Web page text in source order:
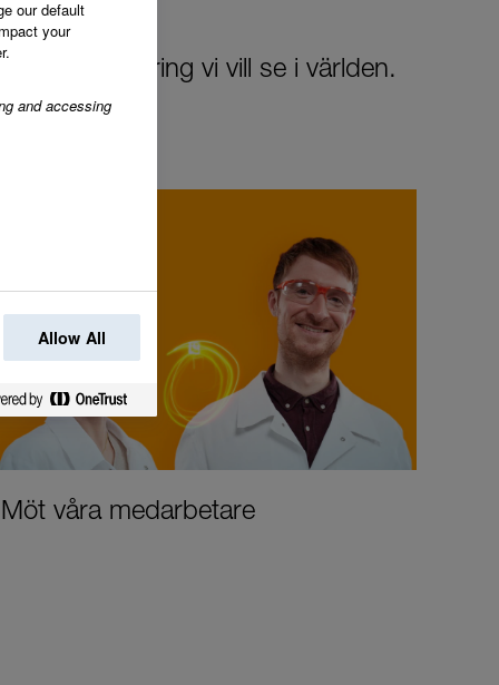
den förändring vi vill se i världen.
Möt våra medarbetare
our default
your
and accessing
Allow All